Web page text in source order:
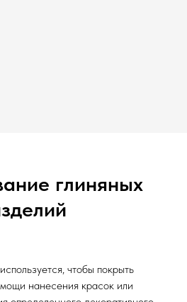
глиняных
чтобы покрыть
нанесения красок или